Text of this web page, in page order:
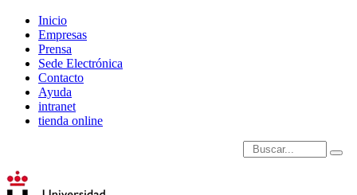
Inicio
Empresas
Prensa
Sede Electrónica
Contacto
Ayuda
intranet
tienda online
Introduce términos de